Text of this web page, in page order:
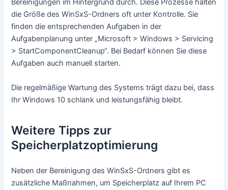
Bereinigungen im Hintergrund durch. Diese Prozesse halten
die Größe des WinSxS-Ordners oft unter Kontrolle. Sie
finden die entsprechenden Aufgaben in der
Aufgabenplanung unter „Microsoft > Windows > Servicing
> StartComponentCleanup“. Bei Bedarf können Sie diese
Aufgaben auch manuell starten.
Die regelmäßige Wartung des Systems trägt dazu bei, dass
Ihr Windows 10 schlank und leistungsfähig bleibt.
Weitere Tipps zur
Speicherplatzoptimierung
Neben der Bereinigung des WinSxS-Ordners gibt es
zusätzliche Maßnahmen, um Speicherplatz auf Ihrem PC